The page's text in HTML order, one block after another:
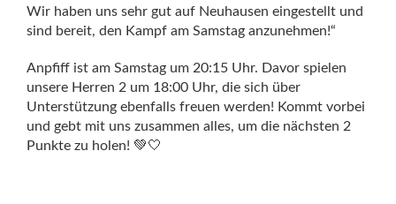
Wir haben uns sehr gut auf Neuhausen eingestellt und
sind bereit, den Kampf am Samstag anzunehmen!“
Anpfiff ist am Samstag um 20:15 Uhr. Davor spielen
unsere Herren 2 um 18:00 Uhr, die sich über
Unterstützung ebenfalls freuen werden! Kommt vorbei
und gebt mit uns zusammen alles, um die nächsten 2
Punkte zu holen! 💚🤍